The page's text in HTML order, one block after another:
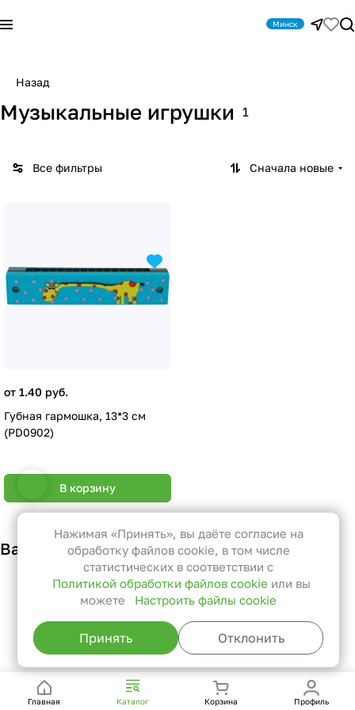
Минск
Назад
Музыкальные игрушки 1
Все фильтры Сначала новые
от 1.40 руб.
Губная гармошка, 13*3 см
(PD0902)
В корзину
Вам также может понравиться
Главная Каталог Корзина Профиль
Настройки файлов cookie
Функциональные
Эти файлы необходимы для
функционирования сайта и не
могут быть отключены в наших
системах. Вы можете настроить
браузер так, чтобы он блокировал
их или уведомлял вас об их
использовании, но в таком случае
сайта не будут работать.
Нажимая «Принять», вы даёте согласие на
обработку файлов cookie, в том числе
статистических в соответствии с
Политикой обработки файлов cookie или вы
можете
Настроить файлы cookie
Принять Отклонить